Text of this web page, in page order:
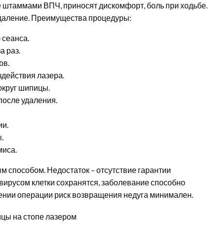
ВПЧ, приносят дискомфорт, боль при ходьбе.
Преимущества процедуры:
раз.
лазера.
шипицы.
удаления.
Недостаток – отсутствие гарантии
клетки сохранятся, заболевание способно
операции риск возвращения недуга минимален.